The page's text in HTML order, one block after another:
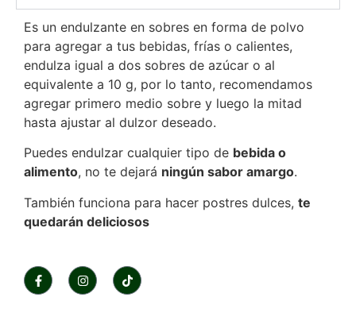
Es un endulzante en sobres en forma de polvo
para agregar a tus bebidas, frías o calientes,
endulza igual a dos sobres de azúcar o al
equivalente a 10 g, por lo tanto, recomendamos
agregar primero medio sobre y luego la mitad
hasta ajustar al dulzor deseado.
Puedes endulzar cualquier tipo de bebida o
alimento, no te dejará ningún sabor amargo.
También funciona para hacer postres dulces, te
quedarán deliciosos